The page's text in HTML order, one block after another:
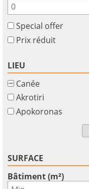
Special offer
Prix réduit
LIEU
Canée
Akrotiri
Apokoronas
SURFACE
Bâtiment (m²)